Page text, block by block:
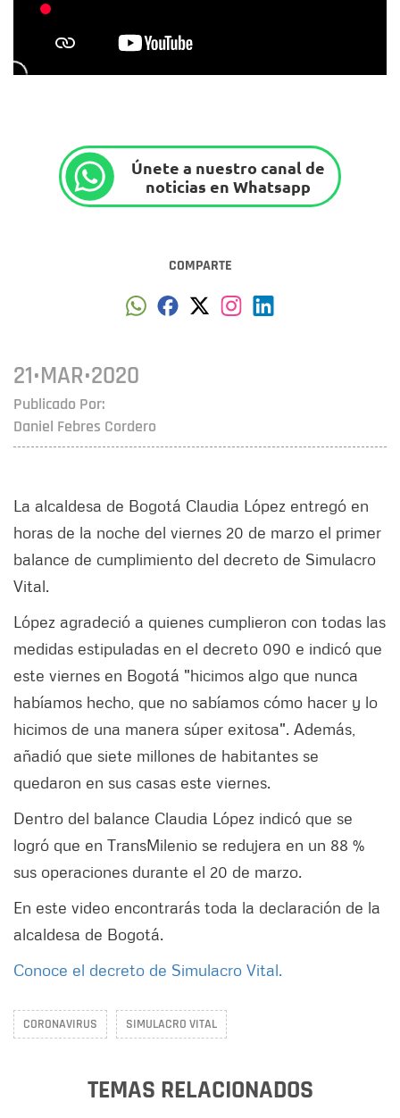
Únete a nuestro canal de
noticias en Whatsapp
COMPARTE
Publicado Por:
Daniel Febres Cordero
21•MAR•2020
La alcaldesa de Bogotá Claudia López entregó en
horas de la noche del viernes 20 de marzo el primer
balance de cumplimiento del decreto de Simulacro
Vital.
López agradeció a quienes cumplieron con todas las
medidas estipuladas en el decreto 090 e indicó que
este viernes en Bogotá "hicimos algo que nunca
habíamos hecho, que no sabíamos cómo hacer y lo
hicimos de una manera súper exitosa". Además,
añadió que siete millones de habitantes se
quedaron en sus casas este viernes.
Dentro del balance Claudia López indicó que se
logró que en TransMilenio se redujera en un 88 %
sus operaciones durante el 20 de marzo.
En este video encontrarás toda la declaración de la
alcaldesa de Bogotá.
Conoce el decreto de Simulacro Vital.
CORONAVIRUS SIMULACRO VITAL
TEMAS RELACIONADOS